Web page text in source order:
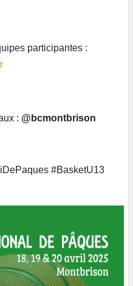
participantes :
: @bcmontbrison
#BasketU13